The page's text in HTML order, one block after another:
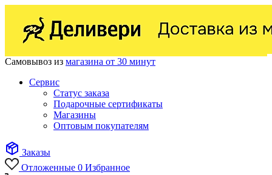
Самовывоз из магазина от 30 минут
Сервис
Статус заказа
Подарочные сертификаты
Магазины
Оптовым покупателям
Заказы
Отложенные 0 Избранное